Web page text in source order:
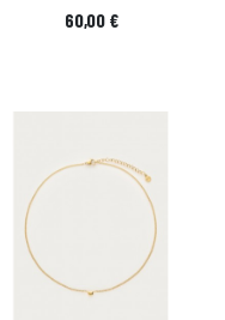
Prix
60,00 €